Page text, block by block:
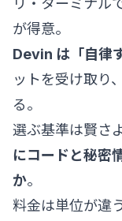
リ・ターミナル
が得意。
Devin は「自律
ットを受け取り
る。
選ぶ基準は賢さよ
にコードと秘密
か。
料金は単位が違